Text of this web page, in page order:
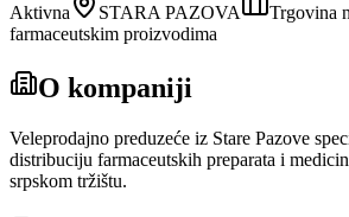
Aktivna STARA PAZOVA
Trgovina
farmaceutskim proizvodima
O kompaniji
Veleprodajno preduzeće iz Stare Pazove
distribuciju farmaceutskih preparata i
srpskom tržištu.